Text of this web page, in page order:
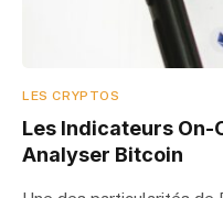
LES CRYPTOS
Les Indicateurs On-
Analyser Bitcoin